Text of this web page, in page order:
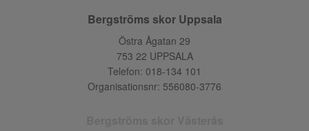
Bergströms skor Uppsala
Östra Ågatan 29
753 22 UPPSALA
Telefon: 018-134 101
Organisationsnr: 556080-3776